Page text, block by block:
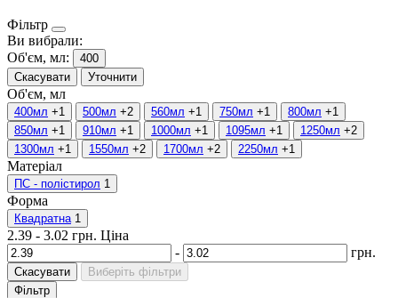
Фільтр
Ви вибрали:
Об'єм, мл:
400
Скасувати
Уточнити
Об'єм, мл
400мл +1 500мл +2 560мл +1 750мл +1 800мл +1
850мл +1 910мл +1 1000мл +1 1095мл +1 1250мл +2
1300мл +1 1550мл +2 1700мл +2 2250мл +1
Матеріал
ПС - полістирол 1
Форма
Квадратна 1
2.39 - 3.02 грн. Ціна
-
грн.
Скасувати
Виберіть фільтри
Фільтр